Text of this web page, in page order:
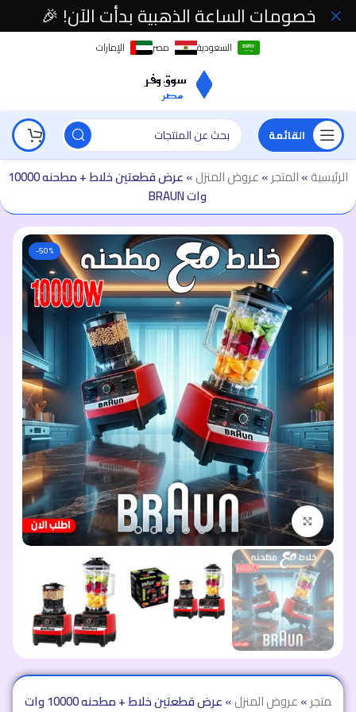
السعودية مصر الإمارات
القائمة
الرئيسية»المتجر»عروض المنزل»
عرض قطعتين خلاط + مطحنه 10000
وات BRAUN
-50%
اضغط للتكبير
المتجر»عروض المنزل»
خصومات الساعة الذهبية بدأت الآن! 🎉